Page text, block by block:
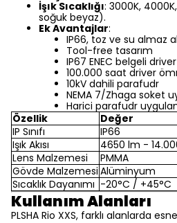
İşık Sıcaklığı: 3000K,
soğuk beyaz).
Ek Avantajlar:
IP66, toz ve su almaz
Tool-free tasarım
IP67 ENEC belgeli driver
100.000 saat driver
10kV dahili parafudr
NEMA 7/Zhaga soket
Harici parafudr
Özellik
Değer
IP Sınıfı
IP66
Işık Akısı
4650 lm -
Lens Malzemesi
PMMA
Gövde Malzemesi Alüminyum
Sıcaklık Dayanımı -20°C / +45°C
Kullanım Alanları
PLSHA Rio XXS, farklı alanlarda